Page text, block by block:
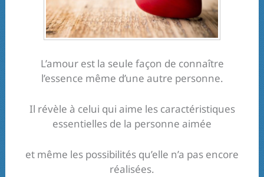
L’amour est la seule façon de connaître
l’essence même d’une autre personne.
Il révèle à celui qui aime les caractéristiques
essentielles de la personne aimée
et même les possibilités qu’elle n’a pas encore
réalisées.